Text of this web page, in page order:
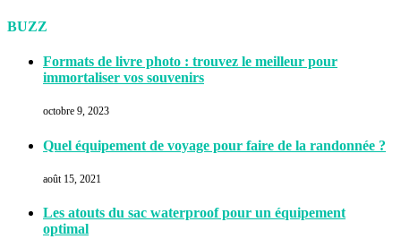
BUZZ
Formats de livre photo : trouvez le meilleur pour
immortaliser vos souvenirs
octobre 9, 2023
Quel équipement de voyage pour faire de la randonnée ?
août 15, 2021
Les atouts du sac waterproof pour un équipement
optimal